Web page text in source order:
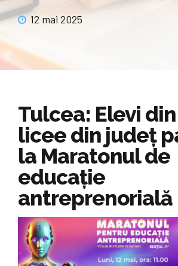
12 mai 2025
Tulcea: Elevi
licee din județ
la Maratonul de
educație
antreprenorială